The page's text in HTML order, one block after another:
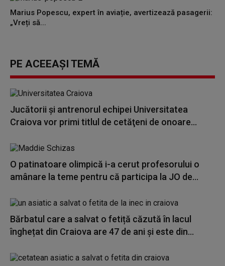
Marius Popescu, expert în aviație, avertizează pasagerii:
„Vreți să...
PE ACEEAȘI TEMĂ
Jucătorii şi antrenorul echipei Universitatea
Craiova vor primi titlul de cetăţeni de onoare...
O patinatoare olimpică i-a cerut profesorului o
amânare la teme pentru că participa la JO de...
Bărbatul care a salvat o fetiță căzută în lacul
înghețat din Craiova are 47 de ani și este din...